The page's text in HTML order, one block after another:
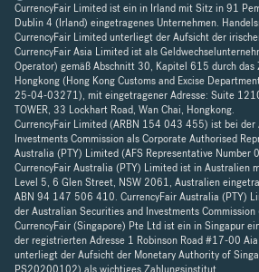
CurrencyFair Limited ist ein in Irland mit Sitz in 91
Dublin 4 (Irland) eingetragenes Unternehmen.
CurrencyFair Limited unterliegt der Aufsicht der
CurrencyFair Asia Limited ist als
Operator) gemäß Abschnitt 30, Kapitel 615 durch das
Hongkong (Hong Kong Customs and Excise
25-04-03271), mit eingetragener Adresse: Suite
TOWER, 33 Lockhart Road, Wan Chai, Hongkong.
CurrencyFair Limited (ARBN 154 043 455) ist bei der
Investments Commission als Corporate Authorised
Australia (PTY) Limited (AFS Representative
CurrencyFair Australia (PTY) Limited ist in Australien
Level 5, 6 Glen Street, NSW 2061, Australien
ABN 94 147 506 410. CurrencyFair Australia (PTY)
der Australian Securities and Investments
CurrencyFair (Singapore) Pte Ltd ist ein in Singapur
der registrierten Adresse 1 Robinson Road #17-00
unterliegt der Aufsicht der Monetary Authority of
PS20200102) als wichtiges Zahlungsinstitut.